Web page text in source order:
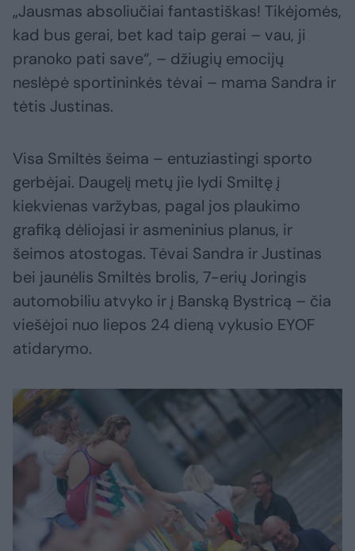
„Jausmas absoliučiai fantastiškas! Tikėjomės,
kad bus gerai, bet kad taip gerai – vau, ji
pranoko pati save“, – džiugių emocijų
neslėpė sportininkės tėvai – mama Sandra ir
tėtis Justinas.
Visa Smiltės šeima – entuziastingi sporto
gerbėjai. Daugelį metų jie lydi Smiltę į
kiekvienas varžybas, pagal jos plaukimo
grafiką dėliojasi ir asmeninius planus, ir
šeimos atostogas. Tėvai Sandra ir Justinas
bei jaunėlis Smiltės brolis, 7-erių Joringis
automobiliu atvyko ir į Banską Bystricą – čia
viešėjoi nuo liepos 24 dieną vykusio EYOF
atidarymo.